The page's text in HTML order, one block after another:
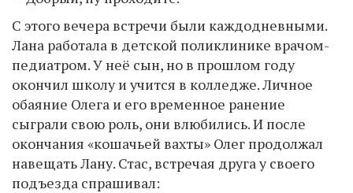
С этого вечера встречи были каждодневными.
Лана работала в детской поликлинике врачом-
педиатром. У неё сын, но в прошлом году
окончил школу и учится в колледже. Личное
обаяние Олега и его временное ранение
сыграли свою роль, они влюбились. И после
окончания «кошачьей вахты» Олег продолжал
навещать Лану. Стас, встречая друга у своего
подъезда спрашивал: